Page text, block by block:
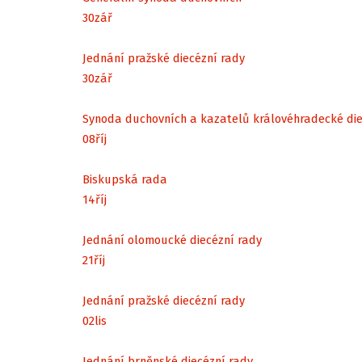
30zář
Jednání pražské diecézní rady
30zář
Synoda duchovních a kazatelů královéhradecké
08říj
Biskupská rada
14říj
Jednání olomoucké diecézní rady
21říj
Jednání pražské diecézní rady
02lis